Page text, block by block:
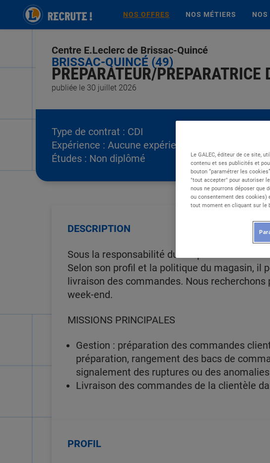
NOS OFFRES NOS MÉTIERS NOS
publiée le 30 juillet 2026
PREPARATEUR/
BRISSAC-QUINCÉ (49)
Centre E.Leclerc de Brissac-Quincé
Type de contrat : CDI
Expérience : Aucune expérience
Études : Non diplômé
DESCRIPTION
Sous la responsabilité du Responsable ou
Selon son profil et la politique du magasin, il
livraison des commandes. Nous
week-end.
MISSIONS PRINCIPALES
Gestion : préparation des commandes
préparation, rangement des bacs de
signalement des ruptures ou des
Livraison des commandes de la clientèle
PROFIL
Le GALEC, éditeur de ce site,
contenu et ses publicités et
bouton “paramétrer les
"tout accepter" pour autoriser
nous ne pourrons déposer que
ou consentement des cookies)
tout moment en cliquant sur le